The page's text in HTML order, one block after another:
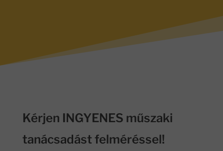
Kérjen INGYENES műszaki
tanácsadást felméréssel!